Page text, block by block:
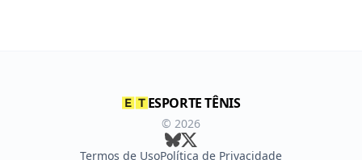
ESPORTE TÊNIS
© 2026
Termos de UsoPolítica de Privacidade